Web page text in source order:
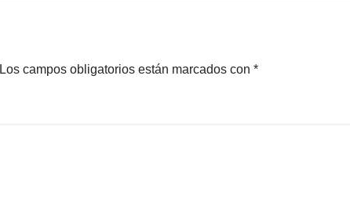
Los campos obligatorios están marcados con *